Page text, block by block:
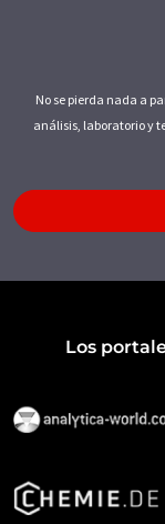
No se pierda nada a
análisis, laboratorio y
Los